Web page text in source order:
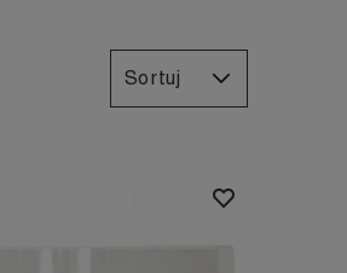
Sortuj